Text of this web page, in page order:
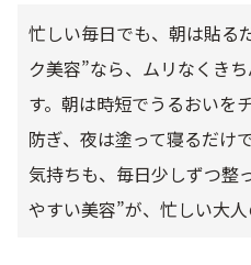
忙しい毎日でも、朝は貼る
ク美容”なら、ムリなくき
す。朝は時短でうるおいを
防ぎ、夜は塗って寝るだけ
気持ちも、毎日少しずつ整
やすい美容”が、忙しい大人